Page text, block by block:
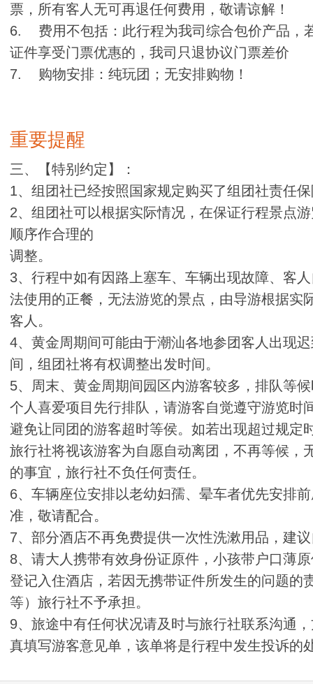
票，所有客人无可再退任何费用，敬请谅解！
6. 费用不包括：此行程为我司综合包价产品，
证件享受门票优惠的，我司只退协议门票差价
7. 购物安排：纯玩团；无安排购物！
重要提醒
三、【特别约定】：
1、组团社已经按照国家规定购买了组团社责任
2、组团社可以根据实际情况，在保证行程景点
顺序作合理的
调整。
3、行程中如有因路上塞车、车辆出现故障、客
法使用的正餐，无法游览的景点，由导游根据实
客人。
4、黄金周期间可能由于潮汕各地参团客人出现
间，组团社将有权调整出发时间。
5、周末、黄金周期间园区内游客较多，排队等
个人喜爱项目先行排队，请游客自觉遵守游览时
避免让同团的游客超时等侯。如若出现超过规定
旅行社将视该游客为自愿自动离团，不再等候，
的事宜，旅行社不负任何责任。
6、车辆座位安排以老幼妇孺、晕车者优先安排
准，敬请配合。
7、部分酒店不再免费提供一次性洗漱用品，建
8、请大人携带有效身份证原件，小孩带户口薄
登记入住酒店，若因无携带证件所发生的问题的
等）旅行社不予承担。
9、旅途中有任何状况请及时与旅行社联系沟通
真填写游客意见单，该单将是行程中发生投诉的